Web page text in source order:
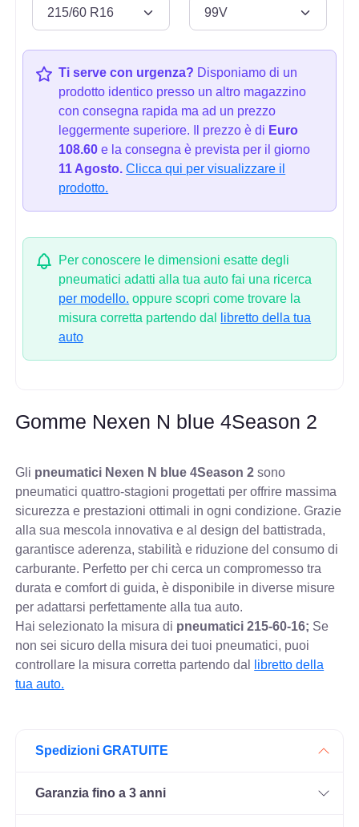
Ti serve con urgenza? Disponiamo di un
prodotto identico presso un altro magazzino
con consegna rapida ma ad un prezzo
leggermente superiore. Il prezzo è di Euro
108.60 e la consegna è prevista per il giorno
11 Agosto. Clicca qui per visualizzare il
prodotto.
Per conoscere le dimensioni esatte degli
pneumatici adatti alla tua auto fai una ricerca
per modello. oppure scopri come trovare la
misura corretta partendo dal
libretto della tua
auto
Gomme Nexen N blue 4Season 2
Gli pneumatici Nexen N blue 4Season 2 sono
pneumatici quattro-stagioni progettati per offrire massima
sicurezza e prestazioni ottimali in ogni condizione. Grazie
alla sua mescola innovativa e al design del battistrada,
garantisce aderenza, stabilità e riduzione del consumo di
carburante. Perfetto per chi cerca un compromesso tra
durata e comfort di guida, è disponibile in diverse misure
per adattarsi perfettamente alla tua auto.
Hai selezionato la misura di pneumatici215-60-16; Se
non sei sicuro della misura dei tuoi pneumatici, puoi
controllare la misura corretta partendo dal
libretto della
tua auto.
Spedizioni GRATUITE
Garanzia fino a 3 anni